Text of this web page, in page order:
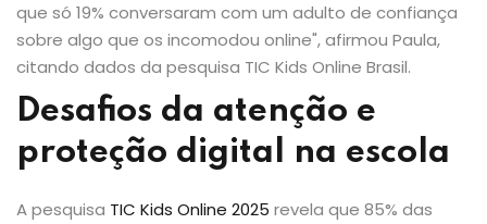
que só 19% conversaram com um adulto de confiança
sobre algo que os incomodou online", afirmou Paula,
citando dados da pesquisa TIC Kids Online Brasil.
Desafios da atenção e
proteção digital na escola
A pesquisa TIC Kids Online 2025 revela que 85% das